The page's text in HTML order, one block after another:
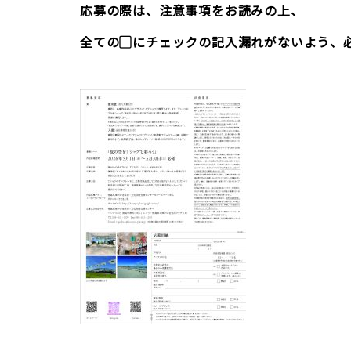
応募の際は、注意事項をお読みの上、
全ての▢にチェックの記入漏れがないよう、